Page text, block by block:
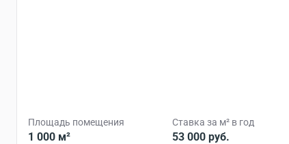
Площадь помещения
1 000 м²
Ставка за м² в год
53 000 руб.